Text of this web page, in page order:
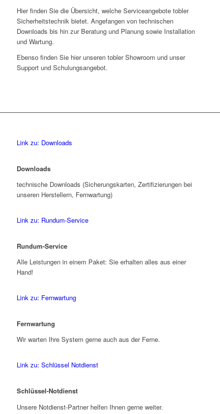
Hier finden Sie die Übersicht, welche Serviceangebote tobler
Sicherheitstechnik bietet. Angefangen von technischen
Downloads bis hin zur Beratung und Planung sowie Installation
und Wartung.
Ebenso finden Sie hier unseren tobler Showroom und unser
Support und Schulungsangebot.
Link zu: Downloads
Downloads
technische Downloads (Sicherungskarten, Zertifizierungen bei
unseren Herstellern, Fernwartung)
Link zu: Rundum-Service
Rundum-Service
Alle Leistungen in einem Paket: Sie erhalten alles aus einer
Hand!
Link zu: Fernwartung
Fernwartung
Wir warten Ihre System gerne auch aus der Ferne.
Link zu: Schlüssel Notdienst
Schlüssel-Notdienst
Unsere Notdienst-Partner helfen Ihnen gerne weiter.